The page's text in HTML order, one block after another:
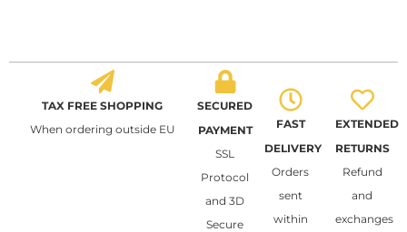
TAX FREE SHOPPING
When ordering outside EU
SECURED
PAYMENT
SSL
Protocol
and 3D
Secure
FAST
DELIVERY
Orders
sent
within
EXTENDED
RETURNS
Refund
and
exchanges